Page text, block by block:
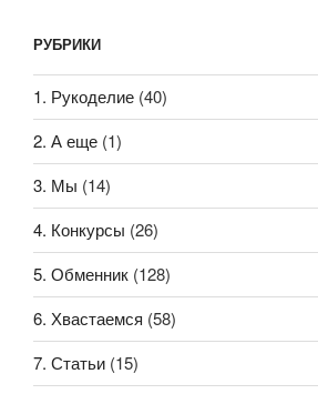
РУБРИКИ
1. Рукоделие (40)
2. А еще (1)
3. Мы (14)
4. Конкурсы (26)
5. Обменник (128)
6. Хвастаемся (58)
7. Статьи (15)